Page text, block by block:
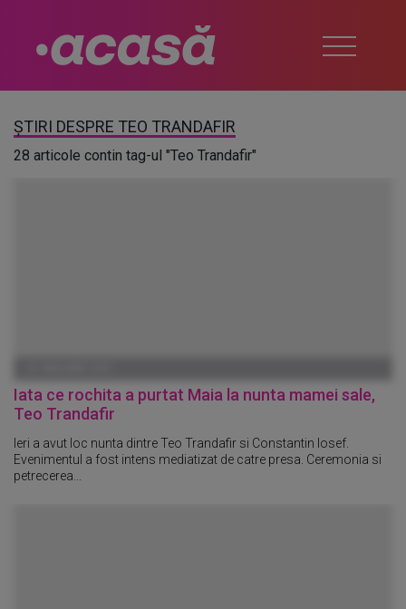
ȘTIRI DESPRE TEO TRANDAFIR
28 articole contin tag-ul "Teo Trandafir"
Iata ce rochita a purtat Maia la nunta mamei sale,
Teo Trandafir
Ieri a avut loc nunta dintre Teo Trandafir si Constantin Iosef.
Evenimentul a fost intens mediatizat de catre presa. Ceremonia si
petrecerea...